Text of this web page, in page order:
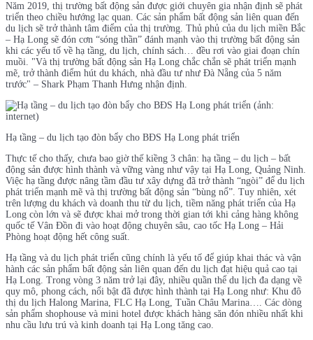
Năm 2019, thị trường bất động sản được giới chuyên gia nhận định sẽ phát
triển theo chiều hướng lạc quan. Các sản phẩm bất động sản liên quan đến
du lịch sẽ trở thành tâm điểm của thị trường. Thủ phủ của du lịch miền Bắc
– Hạ Long sẽ đón cơn “sóng thần” đánh mạnh vào thị trường bất động sản
khi các yếu tố về hạ tầng, du lịch, chính sách… đều rơi vào giai đoạn chín
muồi. "Và thị trường bất động sản Hạ Long chắc chắn sẽ phát triển mạnh
mẽ, trở thành điểm hút du khách, nhà đầu tư như Đà Nẵng của 5 năm
trước" – Shark Phạm Thanh Hưng nhận định.
Hạ tầng – du lịch tạo đòn bẩy cho BĐS Hạ Long phát triển
Thực tế cho thấy, chưa bao giờ thế kiềng 3 chân: hạ tầng – du lịch – bất
động sản được hình thành và vững vàng như vậy tại Hạ Long, Quảng Ninh.
Việc hạ tầng được nâng tầm đầu tư xây dựng đã trở thành “ngòi” để du lịch
phát triển mạnh mẽ và thị trường bất động sản “bùng nổ”. Tuy nhiên, xét
trên lượng du khách và doanh thu từ du lịch, tiềm năng phát triển của Hạ
Long còn lớn và sẽ được khai mở trong thời gian tới khi cảng hàng không
quốc tế Vân Đồn đi vào hoạt động chuyên sâu, cao tốc Hạ Long – Hải
Phòng hoạt động hết công suất.
Hạ tầng và du lịch phát triển cũng chính là yếu tố để giúp khai thác và vận
hành các sản phẩm bất động sản liên quan đến du lịch đạt hiệu quả cao tại
Hạ Long. Trong vòng 3 năm trở lại đây, nhiều quần thể du lịch đa dạng về
quy mô, phong cách, nổi bật đã được hình thành tại Hạ Long như: Khu đô
thị du lịch Halong Marina, FLC Hạ Long, Tuần Châu Marina…. Các dòng
sản phẩm shophouse và mini hotel được khách hàng săn đón nhiều nhất khi
nhu cầu lưu trú và kinh doanh tại Hạ Long tăng cao.